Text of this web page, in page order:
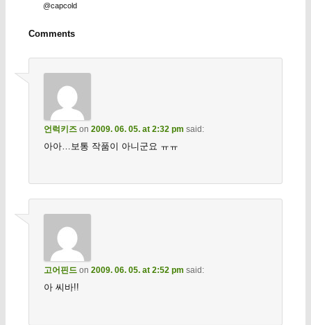
@capcold
Comments
언럭키즈on 2009. 06. 05. at 2:32 pm said:
아아…보통 작품이 아니군요 ㅠㅠ
고어핀드on 2009. 06. 05. at 2:52 pm said:
아 씨바!!